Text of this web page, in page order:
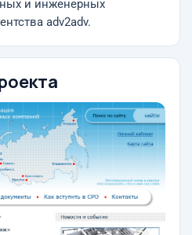
и инженерных
adv2adv.